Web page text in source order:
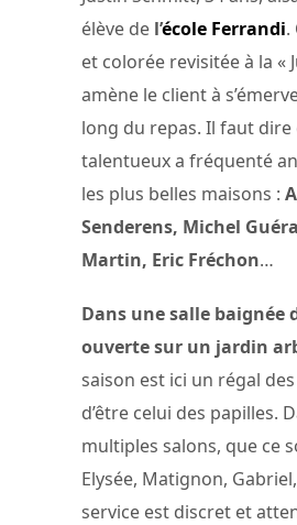
élève de l’école Ferrandi.
et colorée revisitée à la «
amène le client à
long du repas. Il faut dire
talentueux a fréquenté
les plus belles maisons :
Senderens, Michel
Martin, Eric Fréchon…
Dans une salle baignée
ouverte sur un jardin
saison est ici un régal
d’être celui des papilles.
multiples salons, que ce
Elysée, Matignon,
service est discret et